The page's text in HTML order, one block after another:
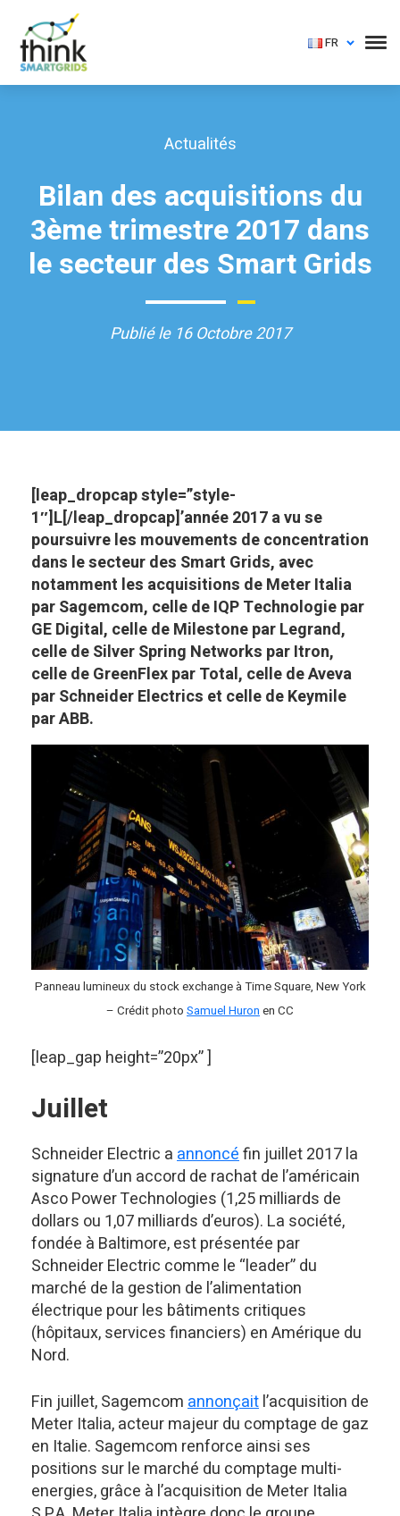
FR
Actualités
Bilan des acquisitions du
3ème trimestre 2017 dans
le secteur des Smart Grids
Publié le 16 Octobre 2017
[leap_dropcap style=”style-
1″]L[/leap_dropcap]’année 2017 a vu se
poursuivre les mouvements de concentration
dans le secteur des Smart Grids, avec
notamment les acquisitions de Meter Italia
par Sagemcom, celle de IQP Technologie par
GE Digital, celle de Milestone par Legrand,
celle de Silver Spring Networks par Itron,
celle de GreenFlex par Total, celle de Aveva
par Schneider Electrics et celle de Keymile
par ABB.
Panneau lumineux du stock exchange à Time Square, New York
– Crédit photo Samuel Huron en CC
[leap_gap height=”20px” ]
Juillet
Schneider Electric aannoncéfin juillet 2017 la
signature d’un accord de rachat de l’américain
Asco Power Technologies (1,25 milliards de
dollars ou 1,07 milliards d’euros). La société,
fondée à Baltimore, est présentée par
Schneider Electric comme le “leader” du
marché de la gestion de l’alimentation
électrique pour les bâtiments critiques
(hôpitaux, services financiers) en Amérique du
Nord.
Fin juillet, Sagemcomannonçaitl’acquisition de
Meter Italia, acteur majeur du comptage de gaz
en Italie. Sagemcom renforce ainsi ses
positions sur le marché du comptage multi-
energies, grâce à l’acquisition de Meter Italia